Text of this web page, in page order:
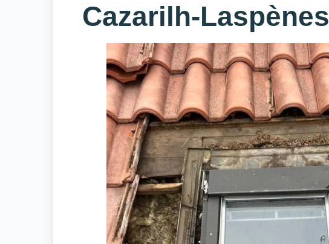
Cazarilh-Laspènes